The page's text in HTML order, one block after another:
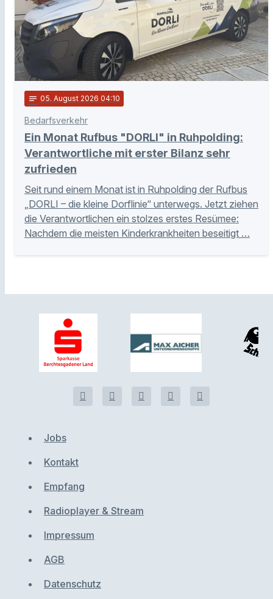
notes 05. August 2026 04:10
Bedarfsverkehr
Ein Monat Rufbus "DORLI" in Ruhpolding:
Verantwortliche mit erster Bilanz sehr
zufrieden
Seit rund einem Monat ist in Ruhpolding der Rufbus
„DORLI – die kleine Dorflinie“ unterwegs. Jetzt ziehen
die Verantwortlichen ein stolzes erstes Resümee:
Nachdem die meisten Kinderkrankheiten beseitigt …
Jobs
Kontakt
Empfang
Radioplayer & Stream
Impressum
AGB
Datenschutz